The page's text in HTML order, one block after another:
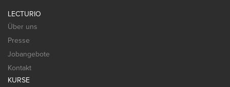
LECTURIO
Über uns
Presse
Jobangebote
Kontakt
KURSE